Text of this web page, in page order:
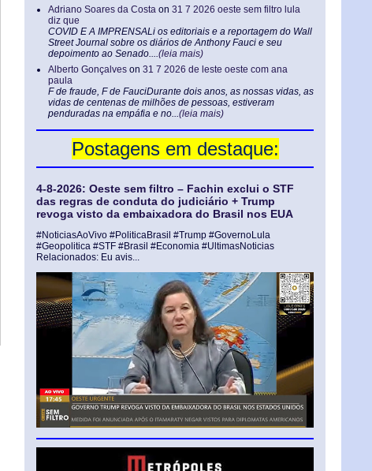
Adriano Soares da Costa on 31 7 2026 oeste sem filtro lula
diz que
COVID E A IMPRENSALi os editoriais e a reportagem do Wall
Street Journal sobre os diários de Anthony Fauci e seu
depoimento ao Senado....(leia mais)
Alberto Gonçalves on 31 7 2026 de leste oeste com ana
paula
F de fraude, F de FauciDurante dois anos, as nossas vidas, as
vidas de centenas de milhões de pessoas, estiveram
penduradas na empáfia e no...(leia mais)
Postagens em destaque:
4-8-2026: Oeste sem filtro – Fachin exclui o STF
das regras de conduta do judiciário + Trump
revoga visto da embaixadora do Brasil nos EUA
#NoticiasAoVivo #PoliticaBrasil #Trump #GovernoLula
#Geopolitica #STF #Brasil #Economia #UltimasNoticias
Relacionados: Eu avis...